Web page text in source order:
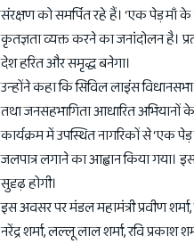
संरक्षण को समर्पित रहे हैं। ‘एक पेड़ माँ
कृतज्ञता व्यक्त करने का जनांदोलन है।
देश हरित और समृद्ध बनेगा।
उन्होंने कहा कि सिविल लाइंस
तथा जनसहभागिता आधारित अभियानों
कार्यक्रम में उपस्थित नागरिकों से ‘एक
जलपात्र लगाने का आह्वान किया
सुदृढ़ होगी।
इस अवसर पर मंडल महामंत्री प्रवीण
नरेंद्र शर्मा, लल्लू लाल शर्मा, रवि प्रकाश